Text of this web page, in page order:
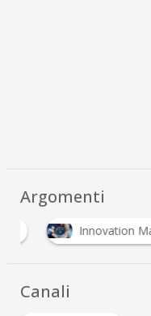
Argomenti
Innovation
Canali